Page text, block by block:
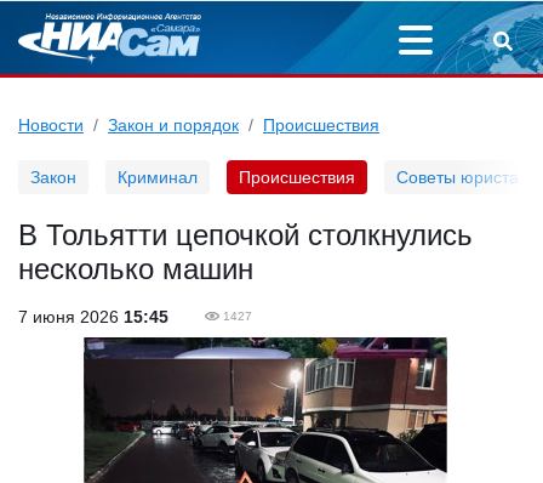
Новости Закон и порядок Происшествия
Закон Криминал Происшествия Советы юриста
В Тольятти цепочкой столкнулись
несколько машин
7 июня 2026 15:45 1427